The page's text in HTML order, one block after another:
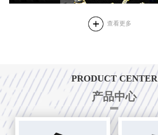
查看更多
PRODUCT CENTER
产品中心